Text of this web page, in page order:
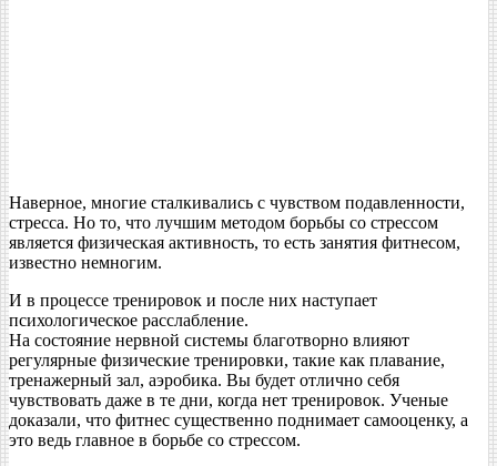
Наверное, многие сталкивались с чувством подавленности,
стресса. Но то, что лучшим методом борьбы со стрессом
является физическая активность, то есть занятия фитнесом,
известно немногим.
И в процессе тренировок и после них наступает
психологическое расслабление.
На состояние нервной системы благотворно влияют
регулярные физические тренировки, такие как плавание,
тренажерный зал, аэробика. Вы будет отлично себя
чувствовать даже в те дни, когда нет тренировок. Ученые
доказали, что фитнес существенно поднимает самооценку, а
это ведь главное в борьбе со стрессом.